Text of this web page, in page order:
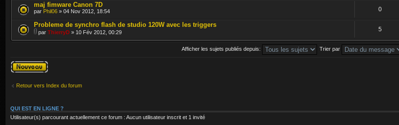
maj fimware Canon 7D
par Phil06 » 04 Nov 2012, 18:54 0
Probleme de synchro flash de studio 120W avec les triggers
par ThierryD » 10 Fév 2012, 00:29 5
Afficher les sujets publiés depuis: Trier par
Publier un
nouveau sujet
Retour vers Index du forum
QUI EST EN LIGNE ?
Utilisateur(s) parcourant actuellement ce forum : Aucun utilisateur inscrit et 1 invité